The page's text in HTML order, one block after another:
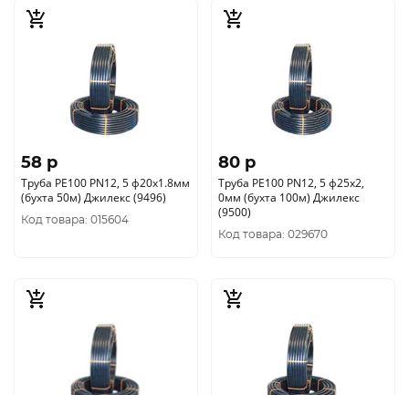
58 p
Труба РЕ100 PN12, 5 ф20х1.8мм
(бухта 50м) Джилекс (9496)
Код товара: 015604
80 p
Труба РЕ100 PN12, 5 ф25х2,
0мм (бухта 100м) Джилекс
(9500)
Код товара: 029670